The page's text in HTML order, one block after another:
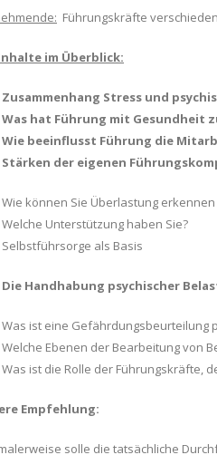
Führungskräfte
im Überblick:
Zusammenhang Stress und
Was hat Führung mit Gesundheit
Wie beeinflusst Führung die
Stärken der eigenen
Wie können Sie Überlastung
Welche Unterstützung haben Sie?
Selbstführsorge als Basis
Die Handhabung psychischer
Was ist eine Gefährdungsbeurteilung
Welche Ebenen der Bearbeitung von
Was ist die Rolle der Führungskräfte,
Empfehlung:
solle die tatsächliche